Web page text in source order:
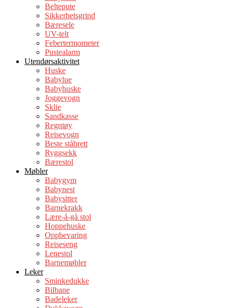
Beltepute
Sikkerhetsgrind
Bæresele
UV-telt
Febertermometer
Pustealarm
Utendørsaktivitet
Huske
Babylue
Babyhuske
Joggevogn
Sklie
Sandkasse
Regntøy
Reisevogn
Beste ståbrett
Ryggsekk
Bærestol
Møbler
Babygym
Babynest
Babysitter
Barnekrakk
Lære-å-gå stol
Hoppehuske
Oppbevaring
Reiseseng
Lenestol
Barnemøbler
Leker
Sminkedukke
Bilbane
Badeleker